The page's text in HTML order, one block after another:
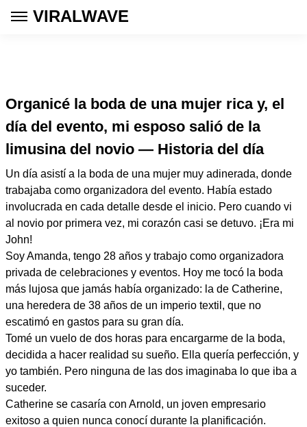
VIRALWAVE
Organicé la boda de una mujer rica y, el
día del evento, mi esposo salió de la
limusina del novio — Historia del día
Un día asistí a la boda de una mujer muy adinerada, donde
trabajaba como organizadora del evento. Había estado
involucrada en cada detalle desde el inicio. Pero cuando vi
al novio por primera vez, mi corazón casi se detuvo. ¡Era mi
John!
Soy Amanda, tengo 28 años y trabajo como organizadora
privada de celebraciones y eventos. Hoy me tocó la boda
más lujosa que jamás había organizado: la de Catherine,
una heredera de 38 años de un imperio textil, que no
escatimó en gastos para su gran día.
Tomé un vuelo de dos horas para encargarme de la boda,
decidida a hacer realidad su sueño. Ella quería perfección, y
yo también. Pero ninguna de las dos imaginaba lo que iba a
suceder.
Catherine se casaría con Arnold, un joven empresario
exitoso a quien nunca conocí durante la planificación.